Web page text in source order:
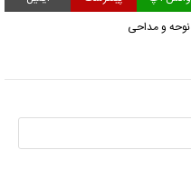
نوحه و مداحی